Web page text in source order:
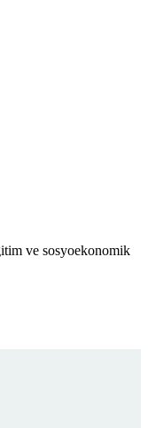
ve sosyoekonomik